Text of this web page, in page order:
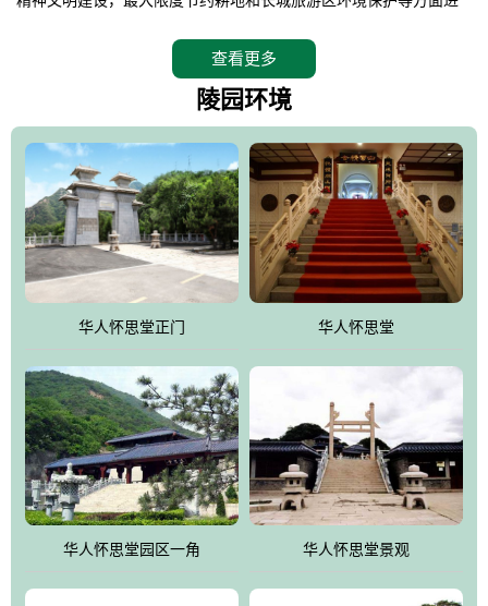
怀思堂辖区面积15万平方米，整体建筑面积5．8万平方米。主体建
筑有：怀思堂豪华墓室、礼祭大厅、随缘阁、百家姓觅宗长廊等。
仲、无字碑、香灯等。典型的仿秦、汉建筑风格。蓝色的琉璃瓦屋
顶，朱砂红的门、窗、柱、墙，汉白玉雕刻的雄狮、华表，花岗岩
铺成的路面和台阶，洒落其间的花卉、松柏与万里长城浑然一体、
气势宏伟、古朴端庄、别具一格。怀思堂大殿入口两侧是用蜡染技
术描绘的抽象派创意绘画，大环境中的长城文化与炎黄始祖，小环
境的绘画中的河流、山川、彩云、明月，意喻着往生者与长城同
伴，与祖宗同眠，他（她）们的思想与品德与山河同在，与日月同
辉。
怀思堂作为豪华室内骨灰存放处，将干支纪年、五行相生相克、天
人合一、太极八卦、生辰八字及生肖等有机结合到历史文化中。一
厅七千个福位分十二小区，按十二地支命名。客户选位，可依据生
肖、八字、时辰亦可参考地理方位、职业、兴趣爱好等等。堂中是
地宫陵寝式的，入口楹联选材于著名田园诗人陶渊明"亲戚或余悲，
他人亦已歌，死后何所道，托体同山阿"中的后两句。反应了回归大
查看更多
陵园环境
华人怀思堂正门 华人怀思堂
华人怀思堂园区一角 华人怀思堂景观